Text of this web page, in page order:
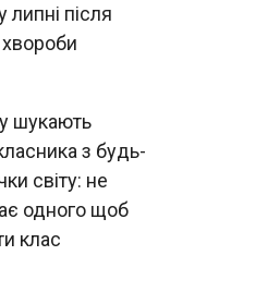
липні після
шукають
з будь-
світу: не
одного щоб
клас